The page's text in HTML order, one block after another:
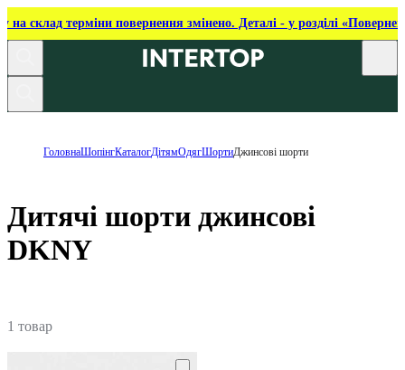
на склад терміни повернення змінено. Деталі - у розділі
ГоловнаШопінгКаталогДітямОдягШортиДжинсові шорти
Дитячі шорти джинсові
DKNY
1 товар